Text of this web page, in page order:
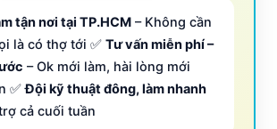
tận nơi tại TP.HCM – Không cần
là có thợ tới ✅ Tư vấn miễn phí –
– Ok mới làm, hài lòng mới
✅Đội kỹ thuật đông, làm nhanh
cả cuối tuần